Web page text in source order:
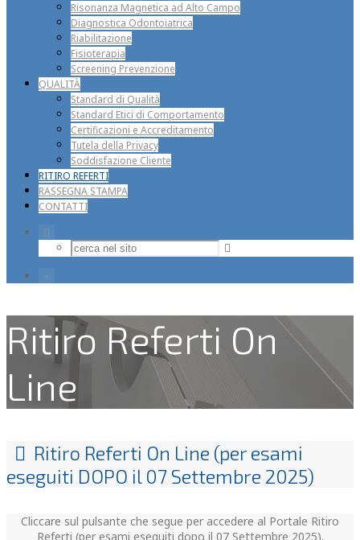
Risonanza Magnetica ad Alto Campo
Diagnostica Odontoiatrica
Riabilitazione
Fisioterapia
Screening Prevenzione
QUALITÀ
Standard di Qualità
Standard Etici di Comportamento
Certificazioni e Accreditamento
Tutela della Privacy
Soddisfazione Cliente
RITIRO REFERTI
RASSEGNA STAMPA
CONTATTI
Ritiro Referti On
Line
Ritiro Referti On Line (per esami
eseguiti DOPO il 07 Settembre 2025)
Cliccare sul pulsante che segue per accedere al Portale Ritiro
Referti (per esami eseguiti dopo il 07 Settembre 2025).